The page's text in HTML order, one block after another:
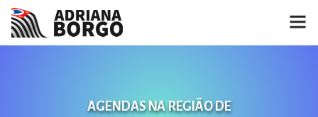
AGENDAS NA REGIÃO DE